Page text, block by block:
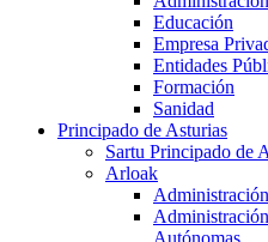
Educación
Empresa
Entidades
Formación
Sanidad
Principado de Asturias
Sartu Principado de
Arloak